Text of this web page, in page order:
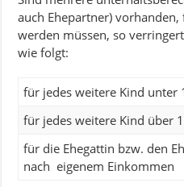
auch Ehepartner)
werden müssen, so
wie folgt:
für jedes weitere Kind unter
für jedes weitere Kind über
für die Ehegattin bzw. den
nach eigenem Einkommen